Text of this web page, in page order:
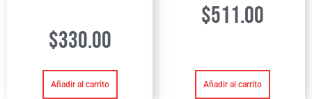
$330.00
Añadir al carrito
$511.00
Añadir al carrito